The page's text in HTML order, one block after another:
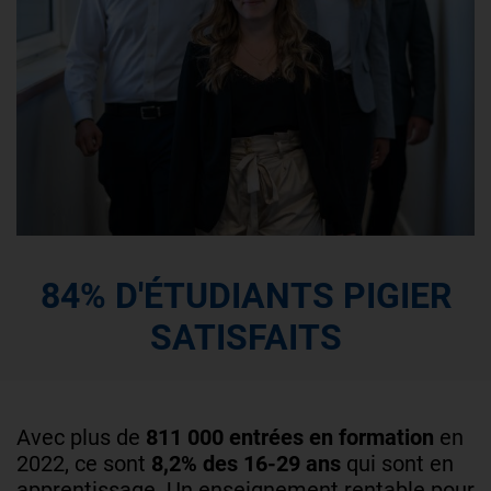
84% D'ÉTUDIANTS PIGIER
SATISFAITS
Avec plus de 811 000 entrées en formation en
2022, ce sont 8,2% des 16-29 ans qui sont en